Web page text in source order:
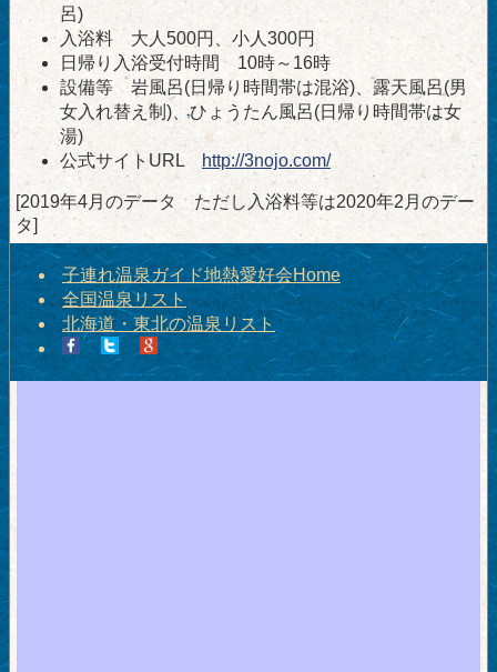
呂)
入浴料 大人500円、小人300円
日帰り入浴受付時間 10時～16時
設備等 岩風呂(日帰り時間帯は混浴)、露天風呂(男
女入れ替え制)、ひょうたん風呂(日帰り時間帯は女
湯)
公式サイトURL
http://3nojo.com/
[2019年4月のデータ ただし入浴料等は2020年2月のデー
タ]
子連れ温泉ガイド地熱愛好会Home
全国温泉リスト
北海道・東北の温泉リスト